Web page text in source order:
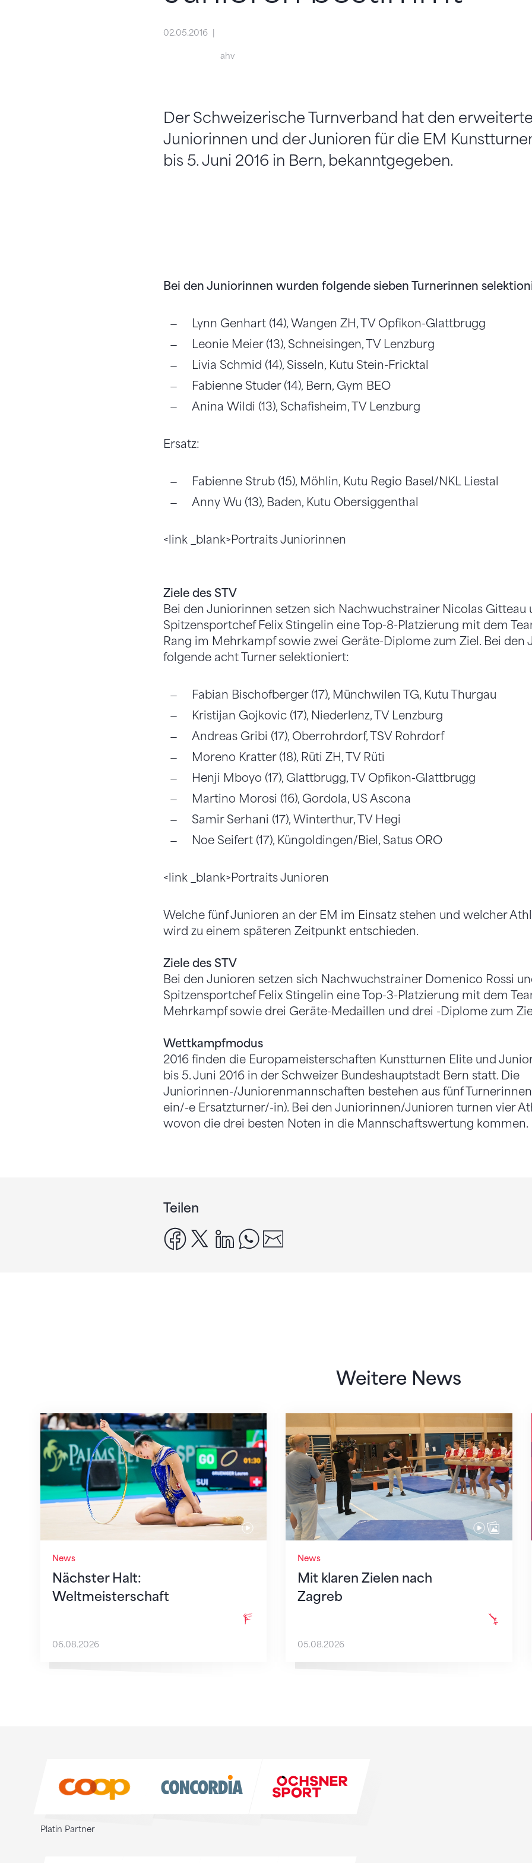
02.05.2016
ahv
Der Schweizerische Turnverband hat den
Juniorinnen und der Junioren für die EM
bis 5. Juni 2016 in Bern, bekanntgegeben.
Bei den Juniorinnen wurden folgende sieben Turnerinnen
Lynn Genhart (14), Wangen ZH, TV Opfikon-Glattbrugg
Leonie Meier (13), Schneisingen, TV Lenzburg
Livia Schmid (14), Sisseln, Kutu Stein-Fricktal
Fabienne Studer (14), Bern, Gym BEO
Anina Wildi (13), Schafisheim, TV Lenzburg
Ersatz:
Fabienne Strub (15), Möhlin, Kutu Regio Basel/NKL Liestal
Anny Wu (13), Baden, Kutu Obersiggenthal
<link _blank>Portraits Juniorinnen
Ziele des STV
Bei den Juniorinnen setzen sich Nachwuchstrainer Nicolas Gitteau
Spitzensportchef Felix Stingelin eine Top-8-Platzierung mit dem
Rang im Mehrkampf sowie zwei Geräte-Diplome zum Ziel. Bei den
folgende acht Turner selektioniert:
Fabian Bischofberger (17), Münchwilen TG, Kutu Thurgau
Kristijan Gojkovic (17), Niederlenz, TV Lenzburg
Andreas Gribi (17), Oberrohrdorf, TSV Rohrdorf
Moreno Kratter (18), Rüti ZH, TV Rüti
Henji Mboyo (17), Glattbrugg, TV Opfikon-Glattbrugg
Martino Morosi (16), Gordola, US Ascona
Samir Serhani (17), Winterthur, TV Hegi
Noe Seifert (17), Küngoldingen/Biel, Satus ORO
<link _blank>Portraits Junioren
Welche fünf Junioren an der EM im Einsatz stehen und welcher
wird zu einem späteren Zeitpunkt entschieden.
Ziele des STV
Bei den Junioren setzen sich Nachwuchstrainer Domenico Rossi
Spitzensportchef Felix Stingelin eine Top-3-Platzierung mit dem
Mehrkampf sowie drei Geräte-Medaillen und drei -Diplome zum
Wettkampfmodus
2016 finden die Europameisterschaften Kunstturnen Elite und
bis 5. Juni 2016 in der Schweizer Bundeshauptstadt Bern statt. Die
Juniorinnen-/Juniorenmannschaften bestehen aus fünf
ein/-e Ersatzturner/-in). Bei den Juniorinnen/Junioren turnen vier
wovon die drei besten Noten in die Mannschaftswertung kommen.
Teilen
facebook
x linkedinwhatsapp
Weitere News
News
Nächster Halt:
Weltmeisterschaft
Nächster Halt: Weltmeisterschaft
06.08.2026
News
Mit klaren Zielen nach
Zagreb
Mit klaren Zielen nach Zagreb
05.08.2026
Platin Partner